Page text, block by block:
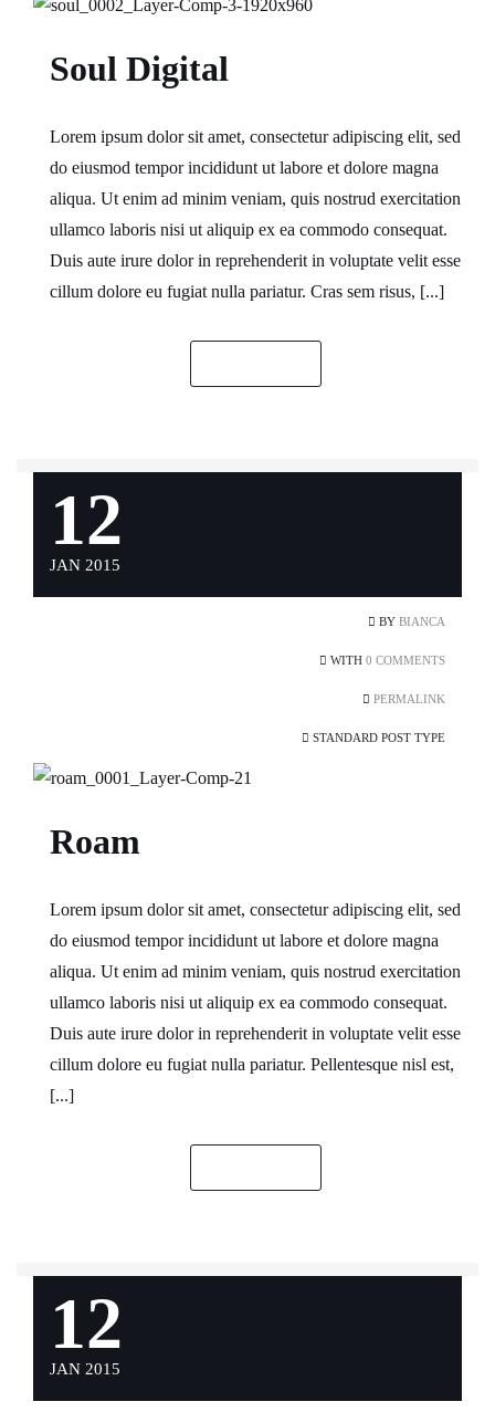
Soul Digital
Lorem ipsum dolor sit amet, consectetur adipiscing elit, sed
do eiusmod tempor incididunt ut labore et dolore magna
aliqua. Ut enim ad minim veniam, quis nostrud exercitation
ullamco laboris nisi ut aliquip ex ea commodo consequat.
Duis aute irure dolor in reprehenderit in voluptate velit esse
cillum dolore eu fugiat nulla pariatur. Cras sem risus, [...]
12
JAN 2015
BY BIANCA
WITH 0 COMMENTS
PERMALINK
STANDARD POST TYPE
Roam
Lorem ipsum dolor sit amet, consectetur adipiscing elit, sed
do eiusmod tempor incididunt ut labore et dolore magna
aliqua. Ut enim ad minim veniam, quis nostrud exercitation
ullamco laboris nisi ut aliquip ex ea commodo consequat.
Duis aute irure dolor in reprehenderit in voluptate velit esse
cillum dolore eu fugiat nulla pariatur. Pellentesque nisl est,
[...]
12
JAN 2015